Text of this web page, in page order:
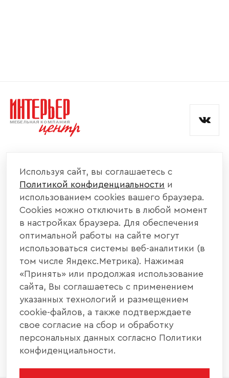
КАТАЛОГ МЕБЕЛИ
ИНФОРМАЦИЯ
НАШИ КОНТАКТЫ
+7 800 700 20 58
440004, г. Пенза, ул. Рябова, д. 31
info@interier-center.ru
Согласен с
и обработкой данных.
Используя сайт, вы соглашаетесь с
Политикой конфиденциальности и
использованием cookies вашего браузера.
Cookies можно отключить в любой момент
в настройках браузера. Для обеспечения
оптимальной работы на сайте могут
использоваться системы веб-аналитики (в
том числе Яндекс.Метрика). Нажимая
«Принять» или продолжая использование
сайта, Вы соглашаетесь с применением
указанных технологий и размещением
cookie-файлов, а также подтверждаете
свое согласие на сбор и обработку
персональных данных согласно Политики
конфиденциальности.